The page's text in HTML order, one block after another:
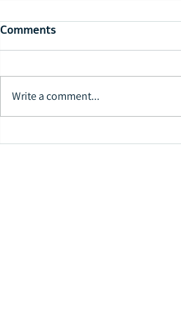
האומץ לבחור בתקווה
Comments
Write a comment...